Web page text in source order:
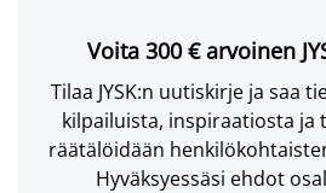
Voita 300 € arvoinen
Tilaa JYSK:n uutiskirje ja saa
kilpailuista, inspiraatiosta ja
räätälöidään
Hyväksyessäsi ehdot